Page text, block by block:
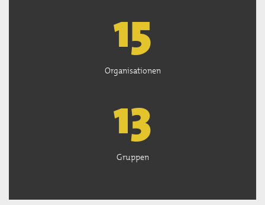
15
Organisationen
13
Gruppen